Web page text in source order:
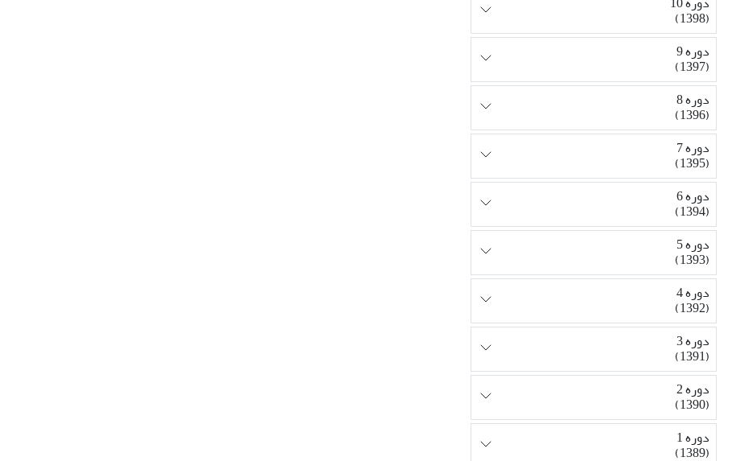
(1398)
دوره 9
(1397)
دوره 8
(1396)
دوره 7
(1395)
دوره 6
(1394)
دوره 5
(1393)
دوره 4
(1392)
دوره 3
(1391)
دوره 2
(1390)
دوره 1
(1389)